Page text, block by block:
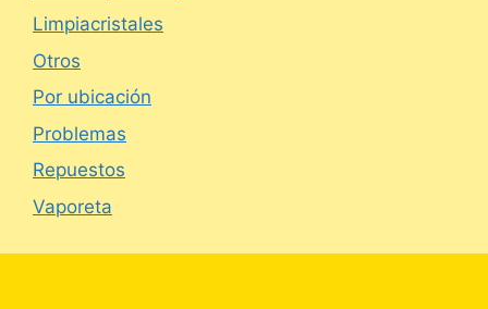
Limpiacristales
Otros
Por ubicación
Problemas
Repuestos
Vaporeta